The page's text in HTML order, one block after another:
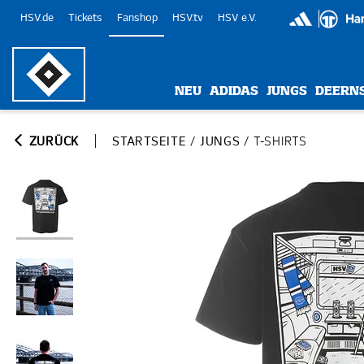
HSV.de Tickets Fanshop HSV.tv HSV e.V.
NEU ADIDAS JUNGS
ZURÜCK STARTSEITE / JUNGS / T-SHIRTS